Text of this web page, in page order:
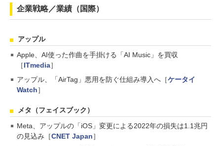
企業戦略／業績（国際）
アップル
Apple、AI使った作曲を手掛ける「AI Music」を買収
［ITmedia］
アップル、「AirTag」悪用を防ぐ仕組み導入へ［ケータイ
Watch］
メタ（フェイスブック）
Meta、アップルの「iOS」変更による2022年の損失は1.1兆円
の見込み［CNET Japan］